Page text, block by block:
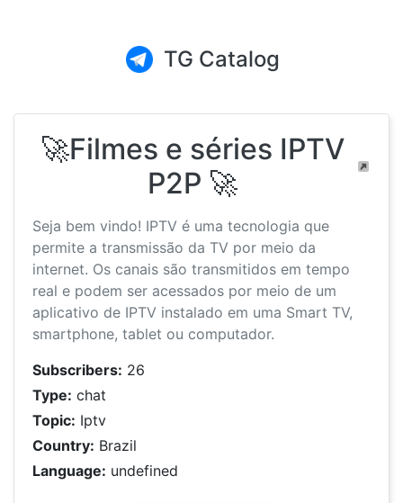
TG Catalog
🚀Filmes e séries IPTV
P2P 🚀
Seja bem vindo! IPTV é uma tecnologia que
permite a transmissão da TV por meio da
internet. Os canais são transmitidos em tempo
real e podem ser acessados por meio de um
aplicativo de IPTV instalado em uma Smart TV,
smartphone, tablet ou computador.
Subscribers: 26
Type: chat
Topic: Iptv
Country: Brazil
Language: undefined